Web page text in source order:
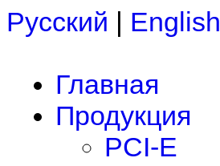
Русский | English
Главная
Продукция
PCI-E